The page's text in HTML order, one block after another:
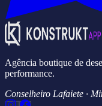
Agência boutique de
performance.
Conselheiro Lafaiete ·